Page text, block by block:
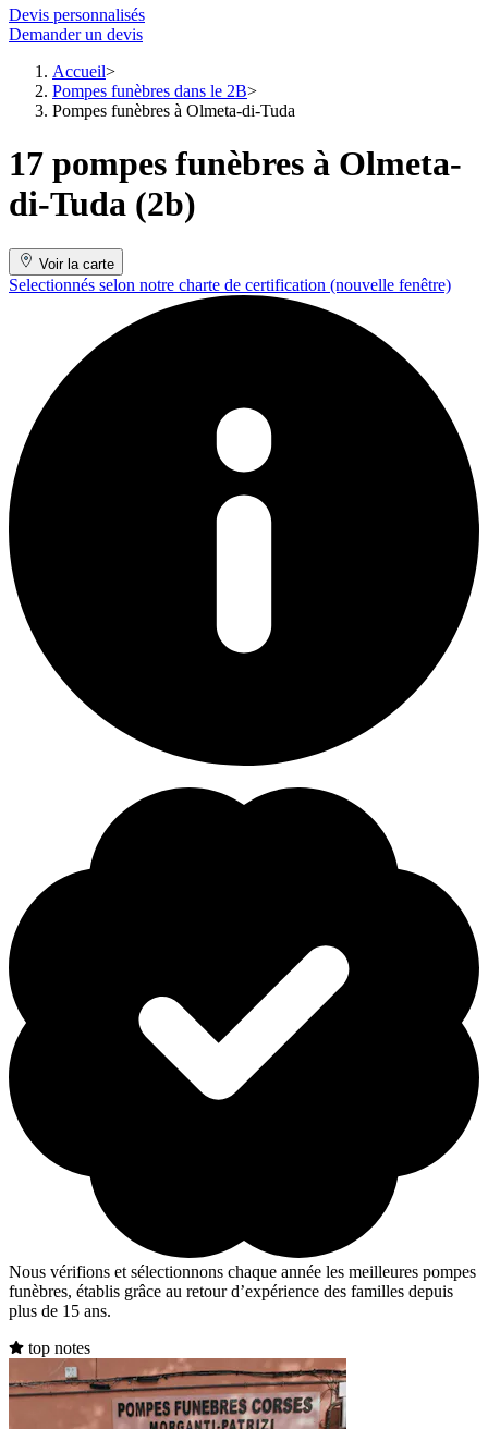
Devis personnalisés
Demander un devis
Accueil
Pompes funèbres dans le 2B
Pompes funèbres à Olmeta-di-Tuda
17 pompes funèbres à Olmeta-
di-Tuda (2b)
Voir la carte
Selectionnés selon notre charte de certification (nouvelle fenêtre)
Nous vérifions et sélectionnons chaque année les meilleures pompes
funèbres, établis grâce au retour d’expérience des familles depuis
plus de 15 ans.
top notes